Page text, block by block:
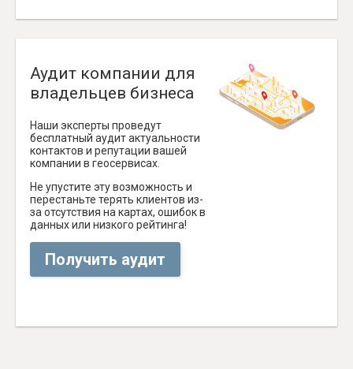
Аудит компании для
владельцев бизнеса
Наши эксперты проведут
бесплатный аудит актуальности
контактов и репутации вашей
компании в геосервисах.
Не упустите эту возможность и
перестаньте терять клиентов из-
за отсутствия на картах, ошибок в
данных или низкого рейтинга!
Получить аудит